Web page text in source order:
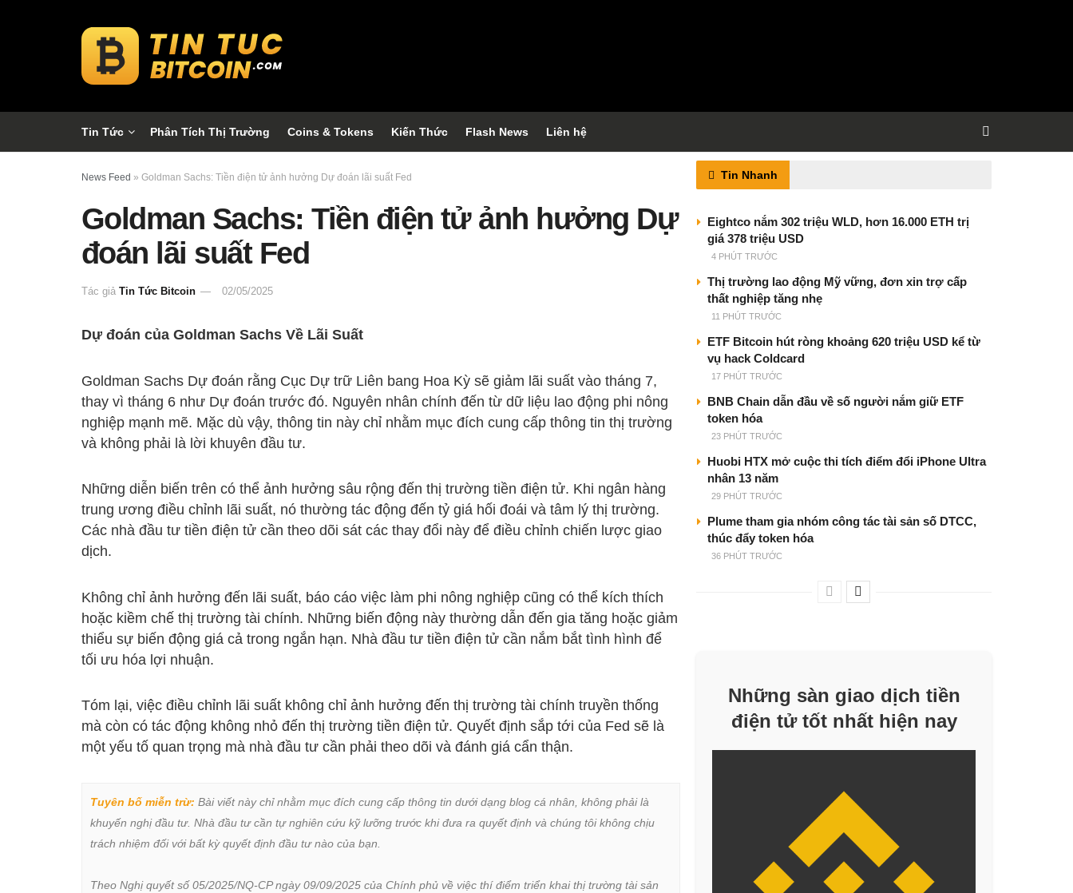
Tin Tức Phân Tích Thị Trường Coins & Tokens Kiến Thức Flash News Liên hệ
News Feed » Goldman Sachs: Tiền điện tử ảnh hưởng Dự đoán lãi suất Fed
Goldman Sachs: Tiền điện tử ảnh hưởng Dự
đoán lãi suất Fed
Tác giả Tin Tức Bitcoin 02/05/2025
Dự đoán của Goldman Sachs Về Lãi Suất
Goldman Sachs Dự đoán rằng Cục Dự trữ Liên bang Hoa Kỳ sẽ giảm lãi suất vào tháng 7,
thay vì tháng 6 như Dự đoán trước đó. Nguyên nhân chính đến từ dữ liệu lao động phi nông
nghiệp mạnh mẽ. Mặc dù vậy, thông tin này chỉ nhằm mục đích cung cấp thông tin thị trường
và không phải là lời khuyên đầu tư.
Những diễn biến trên có thể ảnh hưởng sâu rộng đến thị trường tiền điện tử. Khi ngân hàng
trung ương điều chỉnh lãi suất, nó thường tác động đến tỷ giá hối đoái và tâm lý thị trường.
Các nhà đầu tư tiền điện tử cần theo dõi sát các thay đổi này để điều chỉnh chiến lược giao
dịch.
Không chỉ ảnh hưởng đến lãi suất, báo cáo việc làm phi nông nghiệp cũng có thể kích thích
hoặc kiềm chế thị trường tài chính. Những biến động này thường dẫn đến gia tăng hoặc giảm
thiểu sự biến động giá cả trong ngắn hạn. Nhà đầu tư tiền điện tử cần nắm bắt tình hình để
tối ưu hóa lợi nhuận.
Tóm lại, việc điều chỉnh lãi suất không chỉ ảnh hưởng đến thị trường tài chính truyền thống
mà còn có tác động không nhỏ đến thị trường tiền điện tử. Quyết định sắp tới của Fed sẽ là
một yếu tố quan trọng mà nhà đầu tư cần phải theo dõi và đánh giá cẩn thận.
Tuyên bố miễn trừ: Bài viết này chỉ nhằm mục đích cung cấp thông tin dưới dạng blog cá nhân, không phải là
khuyến nghị đầu tư. Nhà đầu tư cần tự nghiên cứu kỹ lưỡng trước khi đưa ra quyết định và chúng tôi không chịu
trách nhiệm đối với bất kỳ quyết định đầu tư nào của bạn.
Theo Nghị quyết số 05/2025/NQ-CP ngày 09/09/2025 của Chính phủ về việc thí điểm triển khai thị trường tài sản
Tin Nhanh
Eightco nắm 302 triệu WLD, hơn 16.000 ETH trị
giá 378 triệu USD
4 PHÚT TRƯỚC
Thị trường lao động Mỹ vững, đơn xin trợ cấp
thất nghiệp tăng nhẹ
11 PHÚT TRƯỚC
ETF Bitcoin hút ròng khoảng 620 triệu USD kể từ
vụ hack Coldcard
17 PHÚT TRƯỚC
BNB Chain dẫn đầu về số người nắm giữ ETF
token hóa
23 PHÚT TRƯỚC
Huobi HTX mở cuộc thi tích điểm đổi iPhone Ultra
nhân 13 năm
29 PHÚT TRƯỚC
Plume tham gia nhóm công tác tài sản số DTCC,
thúc đẩy token hóa
36 PHÚT TRƯỚC
Những sàn giao dịch tiền
điện tử tốt nhất hiện nay